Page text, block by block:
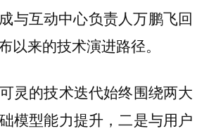
与互动中心负责人万鹏飞回
以来的技术演进路径。
灵的技术迭代始终围绕两大
模型能力提升，二是与用户